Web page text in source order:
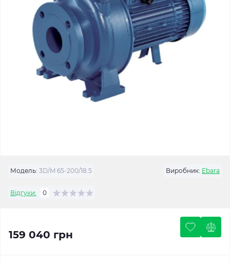
Модель: 3D/M 65-200/18.5 Виробник: Ebara
Відгуки: 0
159 040 грн